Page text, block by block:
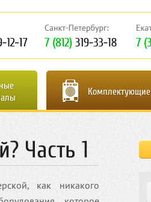
Комплектующие
Часть 1
как никакого